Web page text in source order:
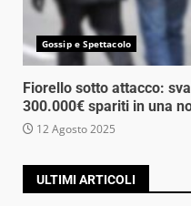
Gossip e Spettacolo
Fiorello sotto attacco:
300.000€ spariti in una
12 Agosto 2025
ULTIMI ARTICOLI